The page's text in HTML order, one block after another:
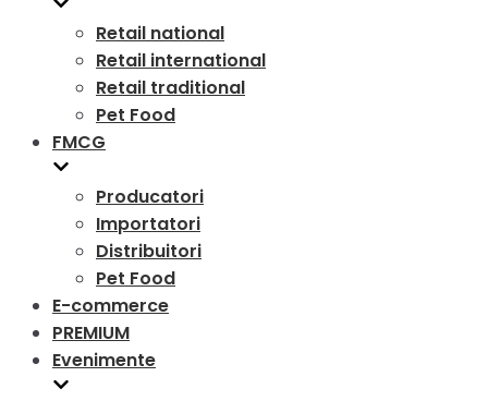
Retail national
Retail international
Retail traditional
Pet Food
FMCG
Producatori
Importatori
Distribuitori
Pet Food
E-commerce
PREMIUM
Evenimente